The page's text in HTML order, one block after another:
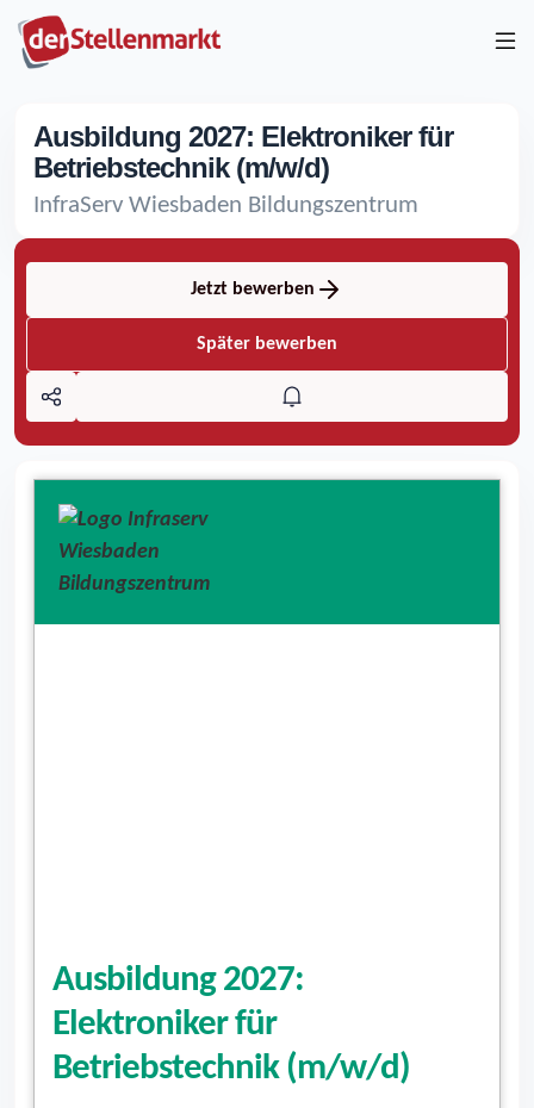
Ausbildung 2027: Elektroniker für
Betriebstechnik (m/w/d)
InfraServ Wiesbaden Bildungszentrum
Jetzt bewerben
Später bewerben
Ausbildung 2027:
Elektroniker für
Betriebstechnik (m/w/d)